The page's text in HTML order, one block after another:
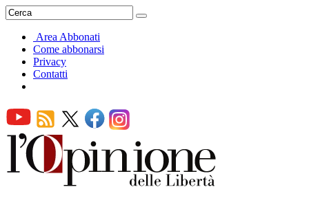
Area Abbonati
Come abbonarsi
Privacy
Contatti